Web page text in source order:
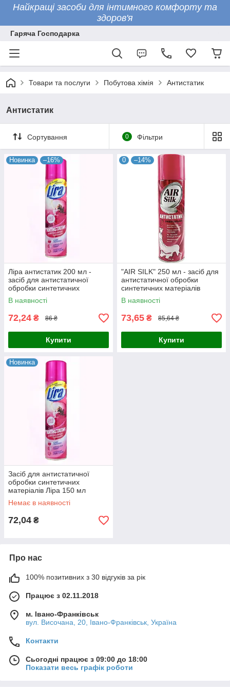
Найкращі засоби для інтимного комфорту та
здоров'я
Гаряча Господарка
Товари та послуги Побутова хімія Антистатик
Антистатик
Сортування 0 Фільтри
Новинка –16%
Ліра антистатик 200 мл -
засіб для антистатичної
обробки синтетичних
матеріалів, 24шт./ящ.
В наявності
72,24 ₴ 86 ₴
Купити
0 –14%
"AIR SILK" 250 мл - засіб для
антистатичної обробки
синтетичних матеріалів
В наявності
73,65 ₴ 85,64 ₴
Купити
Новинка
Засіб для антистатичної
обробки синтетичних
матеріалів Ліра 150 мл
(5028748104328)
Немає в наявності
72,04 ₴
Про нас
100% позитивних з 30 відгуків за рік
Працює з 02.11.2018
м. Івано-Франківськ
вул. Височана, 20, Івано-Франківськ, Україна
Контакти
Сьогодні працює з 09:00 до 18:00
Показати весь графік роботи